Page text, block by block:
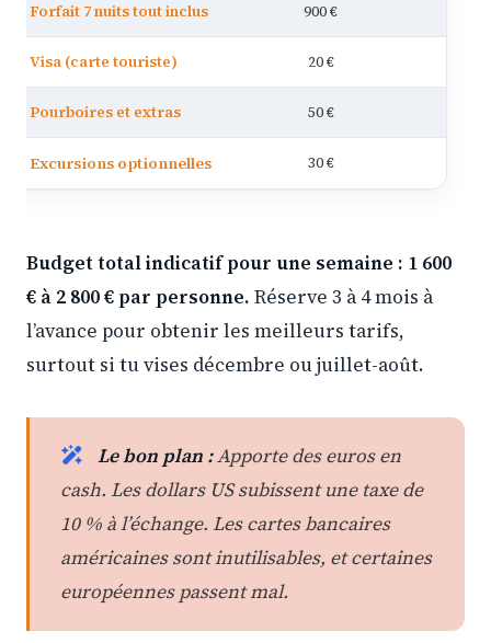
Forfait 7 nuits tout inclus 900 €
Visa (carte touriste) 20 €
Pourboires et extras 50 €
Excursions optionnelles 30 €
Budget total indicatif pour une semaine : 1 600
€ à 2 800 € par personne. Réserve 3 à 4 mois à
l’avance pour obtenir les meilleurs tarifs,
surtout si tu vises décembre ou juillet-août.
Le bon plan :Apporte des euros en
cash. Les dollars US subissent une taxe de
10 % à l’échange. Les cartes bancaires
américaines sont inutilisables, et certaines
européennes passent mal.